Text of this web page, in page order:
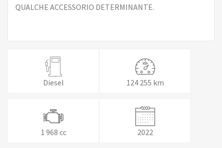
QUALCHE ACCESSORIO DETERMINANTE.
Diesel 124 255 km
1 968 cc 2022